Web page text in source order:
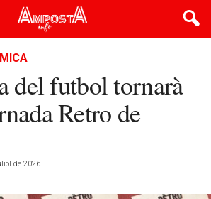
del futbol tornarà
Retro de
de 2026